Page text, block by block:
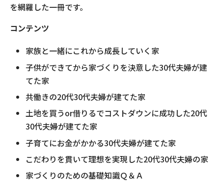
を網羅した一冊です。
コンテンツ
家族と一緒にこれから成長していく家
子供ができてから家づくりを決意した30代夫婦が建
てた家
共働きの20代30代夫婦が建てた家
土地を買うor借りるでコストダウンに成功した20代
30代夫婦が建てた家
子育てにお金がかかる30代夫婦が建てた家
こだわりを貫いて理想を実現した20代30代夫婦の家
家づくりのための基礎知識Ｑ＆Ａ